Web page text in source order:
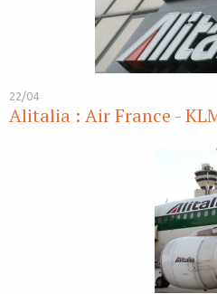
22/04
Alitalia : Air France -